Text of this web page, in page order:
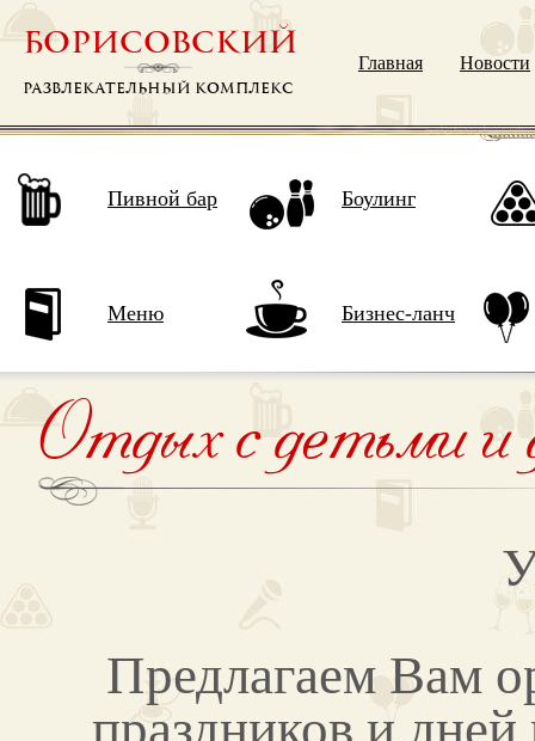
БОРИСОВСКИЙ
РАЗВЛЕКАТЕЛЬНЫЙ КОМПЛЕКС
Главная Новости
Пивной бар Боулинг
Меню Бизнес-ланч
Отдых с детьми и
Предлагаем Вам
праздников и